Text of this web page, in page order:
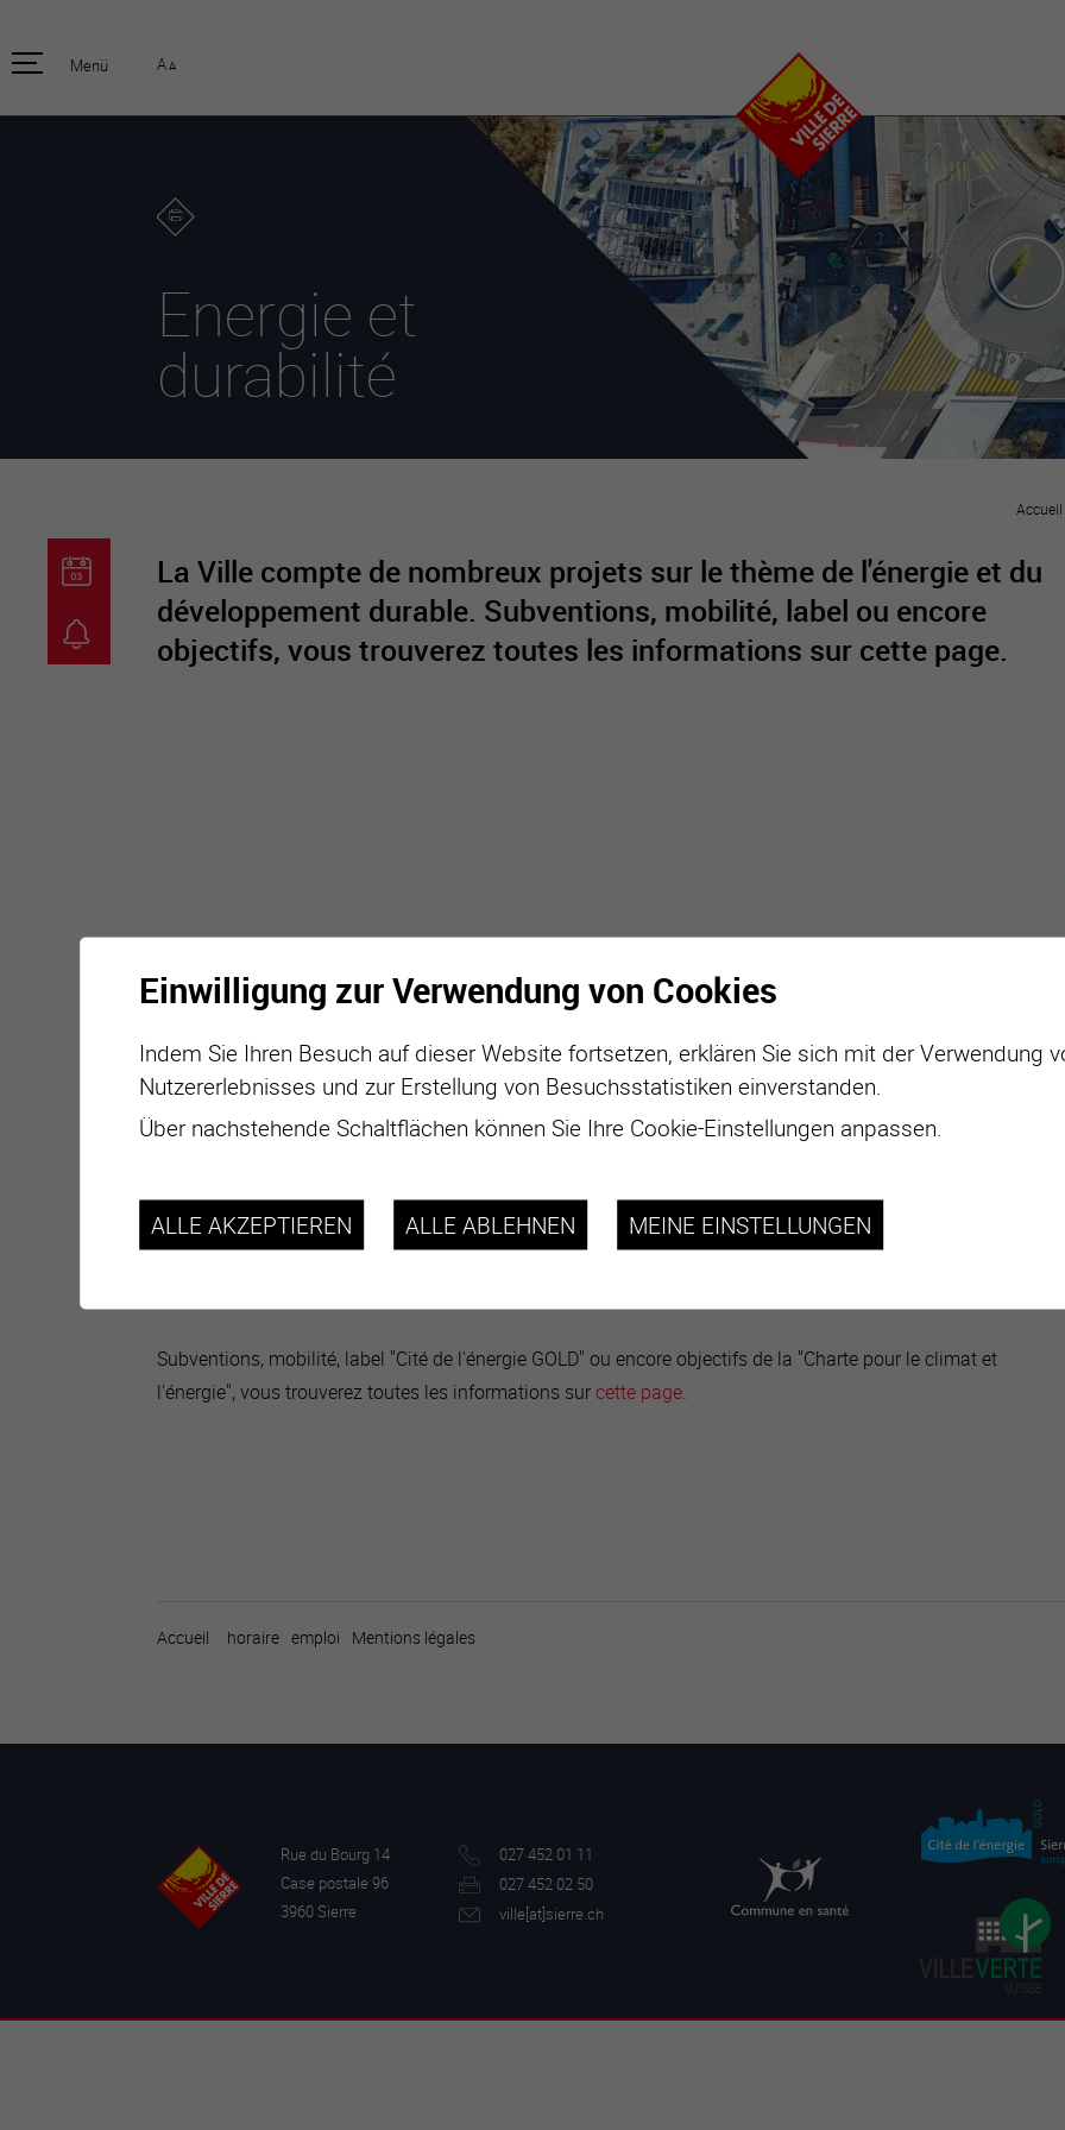
Enfants et écoliers
Formation
environnement
Informations parcelles
Guichet virtuel
Annuaire communal
Emplois
Organisation
communale
Manifestations
Art et culture
Sport et loisirs
Vins, gastronomie et
séjours
Clubs et associations
Nature
Projets
Chantiers en ville
Plan directeur du
centre-ville
guichet virtuel carte interactive webcams météo
Menü A A
Energie et
durabilité
Accueil
La Ville compte de nombreux projets sur le thème de l'énergie et du
développement durable. Subventions, mobilité, label ou encore
objectifs, vous trouverez toutes les informations sur cette page.
Subventions, mobilité, label "Cité de l'énergie GOLD" ou encore objectifs de la "Charte pour le climat et
l'énergie", vous trouverez toutes les informations surcette page.
Accueil horaire emploi Mentions légales
Rue du Bourg 14
Case postale 96
3960 Sierre
027 452 01 11
027 452 02 50
ville[at]sierre.ch
Einwilligung zur Verwendung von Cookies
Indem Sie Ihren Besuch auf dieser Website fortsetzen, erklären Sie sich mit der Verwendung
Nutzererlebnisses und zur Erstellung von Besuchsstatistiken einverstanden.
Über nachstehende Schaltflächen können Sie Ihre Cookie-Einstellungen anpassen.
ALLE AKZEPTIEREN ALLE ABLEHNEN MEINE EINSTELLUNGEN